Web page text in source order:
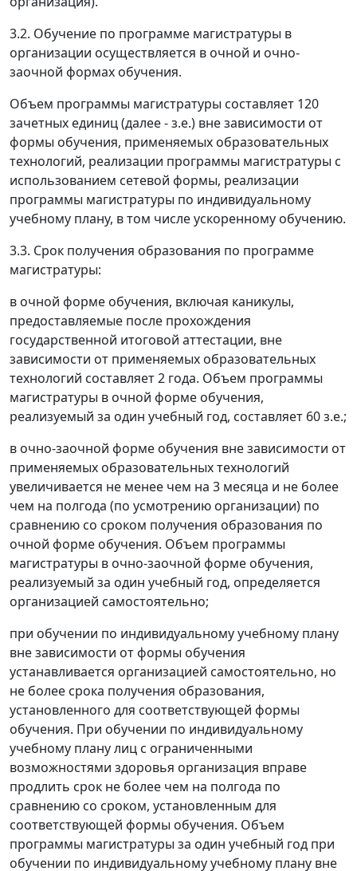
3.2. Обучение по программе магистратуры в
организации осуществляется в очной и очно-
заочной формах обучения.
Объем программы магистратуры составляет 120
зачетных единиц (далее - з.е.) вне зависимости от
формы обучения, применяемых образовательных
технологий, реализации программы магистратуры с
использованием сетевой формы, реализации
программы магистратуры по индивидуальному
учебному плану, в том числе ускоренному обучению.
3.3. Срок получения образования по программе
магистратуры:
в очной форме обучения, включая каникулы,
предоставляемые после прохождения
государственной итоговой аттестации, вне
зависимости от применяемых образовательных
технологий составляет 2 года. Объем программы
магистратуры в очной форме обучения,
реализуемый за один учебный год, составляет 60 з.е.;
в очно-заочной форме обучения вне зависимости от
применяемых образовательных технологий
увеличивается не менее чем на 3 месяца и не более
чем на полгода (по усмотрению организации) по
сравнению со сроком получения образования по
очной форме обучения. Объем программы
магистратуры в очно-заочной форме обучения,
реализуемый за один учебный год, определяется
организацией самостоятельно;
при обучении по индивидуальному учебному плану
вне зависимости от формы обучения
устанавливается организацией самостоятельно, но
не более срока получения образования,
установленного для соответствующей формы
обучения. При обучении по индивидуальному
учебному плану лиц с ограниченными
возможностями здоровья организация вправе
продлить срок не более чем на полгода по
сравнению со сроком, установленным для
соответствующей формы обучения. Объем
программы магистратуры за один учебный год при
обучении по индивидуальному учебному плану вне